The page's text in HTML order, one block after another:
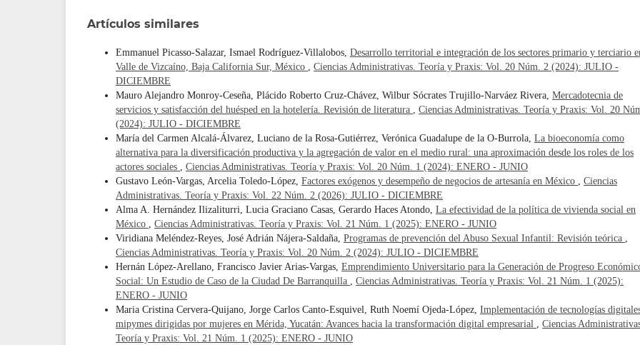
Artículos similares
Emmanuel Picasso-Salazar, Ismael Rodríguez-Villalobos, Desarrollo territorial e integración de los sectores primario y terciario
Valle de Vizcaíno, Baja California Sur, México , Ciencias Administrativas. Teoría y Praxis: Vol. 20 Núm. 2 (2024): JULIO -
DICIEMBRE
Mauro Alejandro Monroy-Ceseña, Plácido Roberto Cruz-Chávez, Wilbur Sócrates Trujillo-Narváez Rivera, Mercadotecnia de
servicios y satisfacción del huésped en la hotelería. Revisión de literatura , Ciencias Administrativas. Teoría y Praxis: Vol. 20
(2024): JULIO - DICIEMBRE
María del Carmen Alcalá-Álvarez, Luciano de la Rosa-Gutiérrez, Verónica Guadalupe de la O-Burrola, La bioeconomía como
alternativa para la diversificación productiva y la agregación de valor en el medio rural: una aproximación desde los roles de los
actores sociales , Ciencias Administrativas. Teoría y Praxis: Vol. 20 Núm. 1 (2024): ENERO - JUNIO
Gustavo León-Vargas, Arcelia Toledo-López, Factores exógenos y desempeño de negocios de artesanía en México , Ciencias
Administrativas. Teoría y Praxis: Vol. 22 Núm. 2 (2026): JULIO - DICIEMBRE
Alma A. Hernández Ilizaliturri, Lucia Graciano Casas, Gerardo Haces Atondo, La efectividad de la política de vivienda social en
México , Ciencias Administrativas. Teoría y Praxis: Vol. 21 Núm. 1 (2025): ENERO - JUNIO
Viridiana Meléndez-Reyes, José Adrián Nájera-Saldaña, Programas de prevención del Abuso Sexual Infantil: Revisión teórica ,
Ciencias Administrativas. Teoría y Praxis: Vol. 20 Núm. 2 (2024): JULIO - DICIEMBRE
Hernán López-Arellano, Francisco Javier Arias-Vargas, Emprendimiento Universitario para la Generación de Progreso
Social: Un Estudio de Caso de la Ciudad De Barranquilla , Ciencias Administrativas. Teoría y Praxis: Vol. 21 Núm. 1 (2025):
ENERO - JUNIO
Maria Cristina Cervera-Quijano, Jorge Carlos Canto-Esquivel, Ruth Noemí Ojeda-López, Implementación de tecnologías
mipymes dirigidas por mujeres en Mérida, Yucatán: Avances hacia la transformación digital empresarial , Ciencias
Teoría y Praxis: Vol. 21 Núm. 1 (2025): ENERO - JUNIO